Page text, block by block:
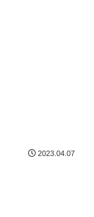
2023.04.07